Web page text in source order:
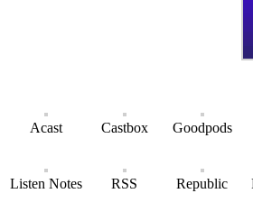
Acast Castbox Goodpods
Listen Notes RSS Republic